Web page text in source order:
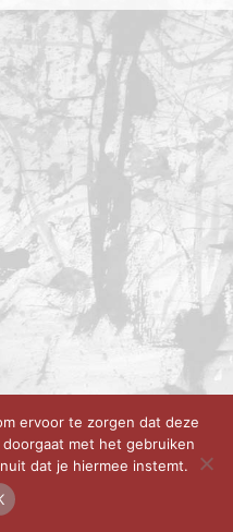
ervoor te zorgen dat deze
met het gebruiken
dat je hiermee instemt.